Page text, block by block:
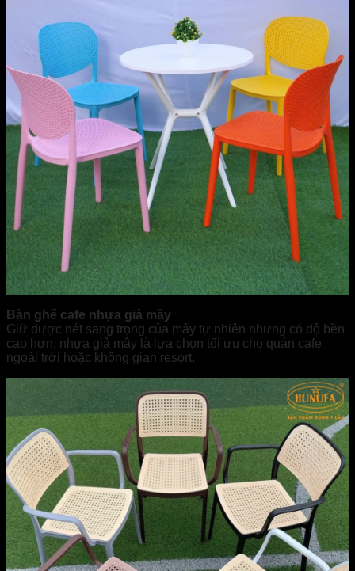
Bàn ghế cafe nhựa giả mây
Giữ được nét sang trọng của mây tự nhiên nhưng có độ bền
cao hơn, nhựa giả mây là lựa chọn tối ưu cho quán cafe
ngoài trời hoặc không gian resort.